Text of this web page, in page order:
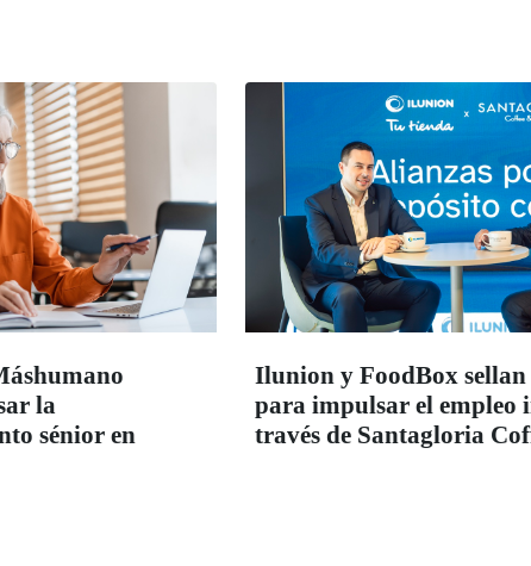
la
sénior en
Ilunion y FoodBox
para impulsar el empleo
través de Santagloria